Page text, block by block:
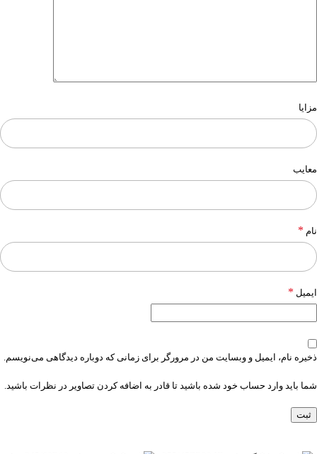
مزایا
معایب
نام *
ایمیل *
ذخیره نام، ایمیل و وبسایت من در مرورگر برای زمانی که دوباره دیدگاهی می‌نویسم.
شما باید وارد حساب خود شده باشید تا قادر به اضافه کردن تصاویر در نظرات باشید.